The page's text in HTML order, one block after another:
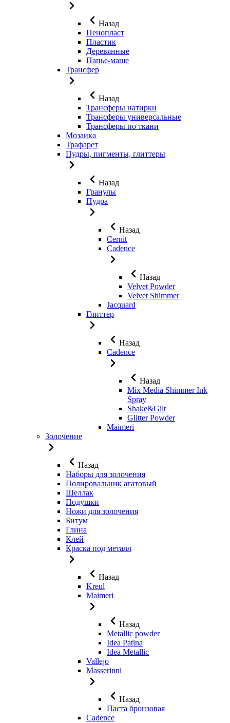
Назад
Пенопласт
Пластик
Деревянные
Папье-маше
Трансфер
Назад
Трансферы натирки
Трансферы универсальные
Трансферы по ткани
Мозаика
Трафарет
Пудры, пигменты, глиттеры
Назад
Гранулы
Пудра
Назад
Cernit
Cadence
Назад
Velvet Powder
Velvet Shimmer
Jaсquard
Глиттер
Назад
Cadence
Назад
Mix Media Shimmer Ink
Spray
Shake&Gilt
Glitter Powder
Maimeri
Золочение
Назад
Наборы для золочения
Полировальник агатовый
Шеллак
Подушки
Ножи для золочения
Битум
Глина
Клей
Краска под металл
Назад
Kreul
Maimeri
Назад
Metallic powder
Idea Patina
Idea Metallic
Vallejo
Masserinni
Назад
Паста бронзовая
Cadence